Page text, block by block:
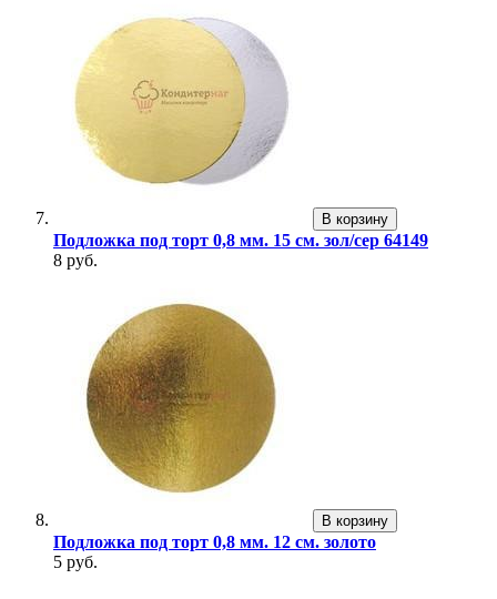
В корзину
Подложка под торт 0,8 мм. 15 см. зол/сер 64149
8 руб.
В корзину
Подложка под торт 0,8 мм. 12 см. золото
5 руб.